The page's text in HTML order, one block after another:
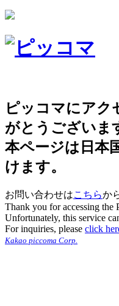
ピッコマにアク
がとうございま
本ページは日本
けます。
お問い合わせはこちらか
Thank you for accessing the
Unfortunately, this service
For inquiries, please click
Kakao piccoma Corp.